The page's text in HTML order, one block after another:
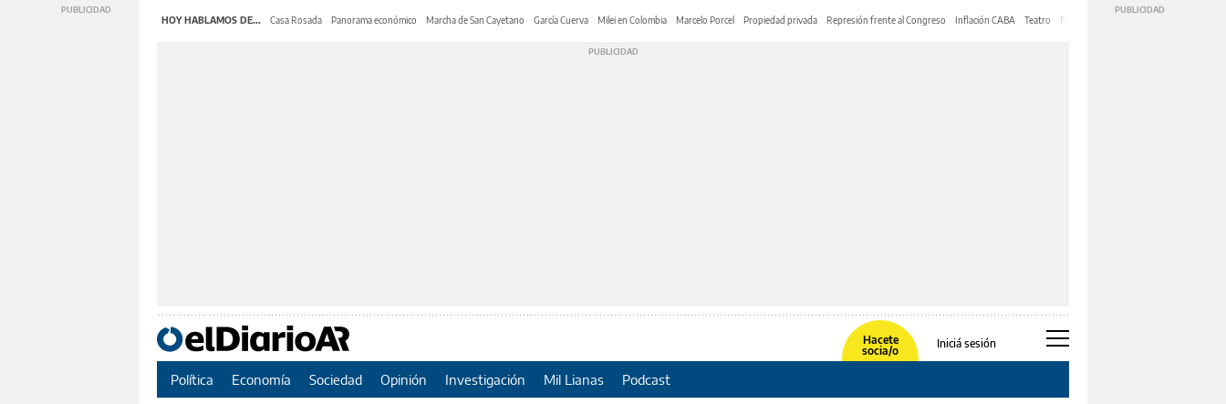
HOY HABLAMOS DE... Casa Rosada Panorama económico Marcha de San Cayetano García Cuerva Milei en Colombia Marcelo Porcel Propiedad privada Represión frente al Congreso Inflación CABA Teatro Feria de Editores
Hacete
socia/o
Iniciá sesión
Política Economía Sociedad Opinión Investigación Mil Lianas Podcast